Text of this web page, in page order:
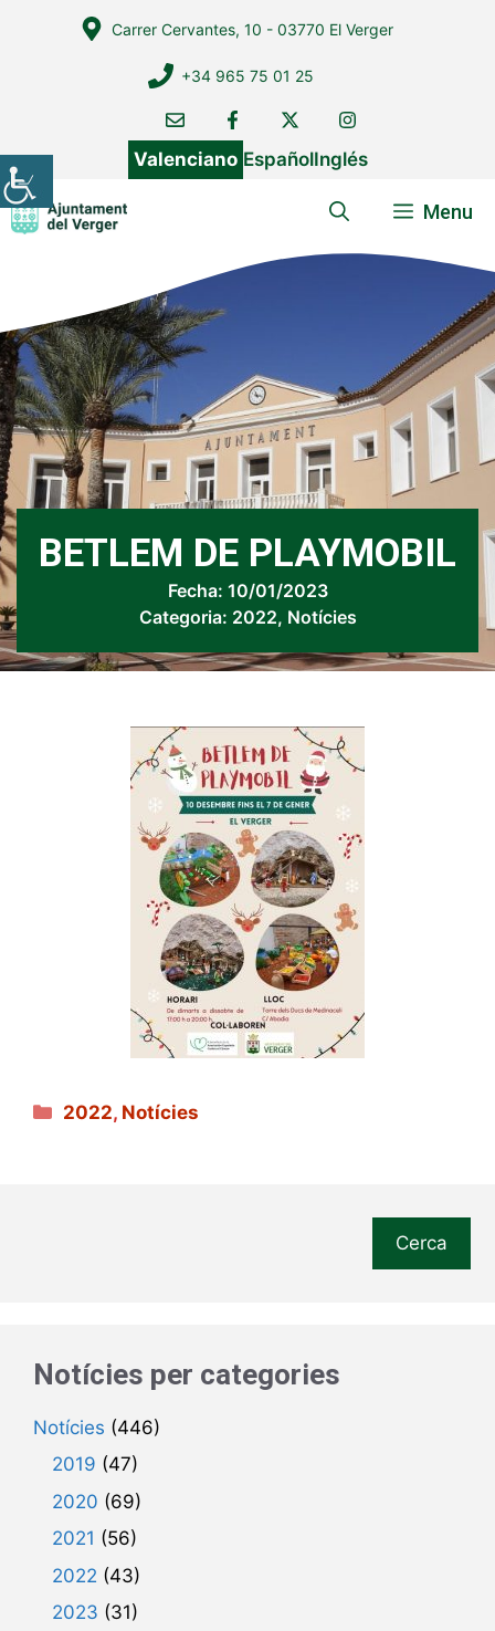
Carrer Cervantes, 10 - 03770 El Verger
+34 965 75 01 25
Valenciano EspañolInglés
Menu
BETLEM DE PLAYMOBIL
Fecha: 10/01/2023
Categoria: 2022, Notícies
Categories
2022, Notícies
Cerca
Notícies per categories
Notícies (446)
2019 (47)
2020 (69)
2021 (56)
2022 (43)
2023 (31)